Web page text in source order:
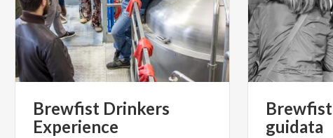
Brewfist Drinkers
Experience
Brewfist
guidata